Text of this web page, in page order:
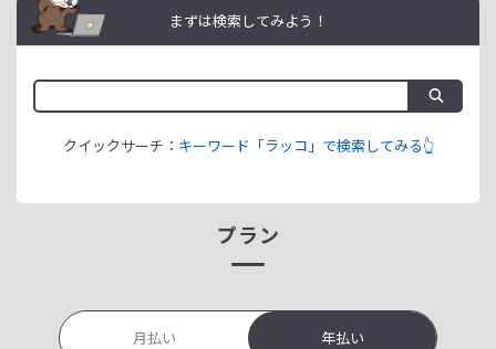
まずは検索してみよう！
クイックサーチ： キーワード「ラッコ」で検索してみる👆
プラン
月払い 年払い